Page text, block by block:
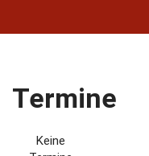
Termine
Keine